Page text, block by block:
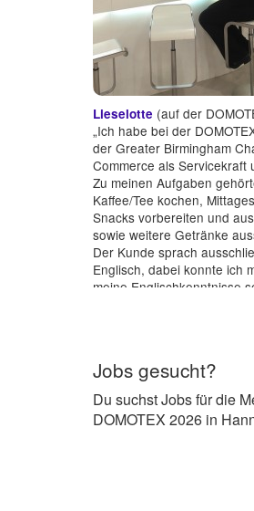
Lieselotte (auf der
„Ich habe bei der
der Greater Birmingham
Commerce als Servicekraft
Zu meinen Aufgaben
Kaffee/Tee kochen,
Snacks vorbereiten und
sowie weitere Getränke
Der Kunde sprach
Englisch, dabei konnte ich
meine Englischkenntnisse
Jobs gesucht?
Du suchst Jobs für die
DOMOTEX 2026 in